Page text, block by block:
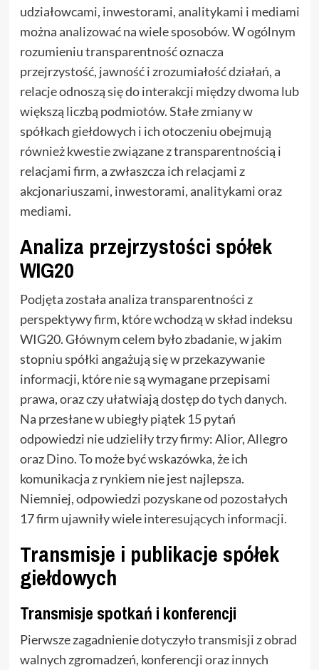
udziałowcami, inwestorami, analitykami i mediami
można analizować na wiele sposobów. W ogólnym
rozumieniu transparentność oznacza
przejrzystość, jawność i zrozumiałość działań, a
relacje odnoszą się do interakcji między dwoma lub
większą liczbą podmiotów. Stałe zmiany w
spółkach giełdowych i ich otoczeniu obejmują
również kwestie związane z transparentnością i
relacjami firm, a zwłaszcza ich relacjami z
akcjonariuszami, inwestorami, analitykami oraz
mediami.
Analiza przejrzystości spółek
WIG20
Podjęta została analiza transparentności z
perspektywy firm, które wchodzą w skład indeksu
WIG20. Głównym celem było zbadanie, w jakim
stopniu spółki angażują się w przekazywanie
informacji, które nie są wymagane przepisami
prawa, oraz czy ułatwiają dostęp do tych danych.
Na przesłane w ubiegły piątek 15 pytań
odpowiedzi nie udzieliły trzy firmy: Alior, Allegro
oraz Dino. To może być wskazówka, że ich
komunikacja z rynkiem nie jest najlepsza.
Niemniej, odpowiedzi pozyskane od pozostałych
17 firm ujawniły wiele interesujących informacji.
Transmisje i publikacje spółek
giełdowych
Transmisje spotkań i konferencji
Pierwsze zagadnienie dotyczyło transmisji z obrad
walnych zgromadzeń, konferencji oraz innych